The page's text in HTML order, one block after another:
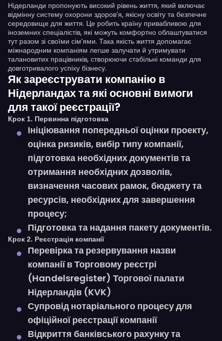
Нідерланди пропонують високий рівень життя, який включає
відмінну систему охорони здоров’я, якісну освіту та безпечне
середовище для життя. Це робить країну привабливою для
іноземних спеціалістів, які можуть комфортно облаштуватися
тут разом зі своїми сім’ями. Така якість життя допомагає
міжнародним компаніям легше залучати й утримувати
талановитих працівників, створюючи стабільні команди для
довготривалого успіху бізнесу.
Як зареєструвати компанію в
Нідерландах та які основні вимоги
для такої реєстрації?
Крок 1. Первинна підготовка
Ініціювання попередньої оцінки проекту,
оцінка ризиків, вибір типу компанії,
підготовка необхідних документів та
отримання необхідних дозволів,
визначення часових рамок, бюджету та
ресурсів, необхідних для завершення
процесу;
Підготовка та надання пакету документів.
Крок 2. Реєстрація компанії
Перевірка та резервування назви
компанії в Торговому реєстрі
(Handelsregister) Торгової палати
Нідерландів (KVK)
Супровід нотаріального процесу для
офіційної реєстрації компанії
Відкриття банківського рахунку та